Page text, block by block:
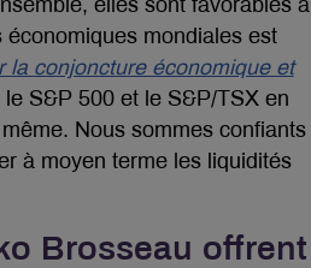
elles sont favorables à
économiques mondiales est
la conjoncture économique et
S&P 500 et le S&P/TSX en
Nous sommes confiants
à moyen terme les liquidités
Brosseau offrent